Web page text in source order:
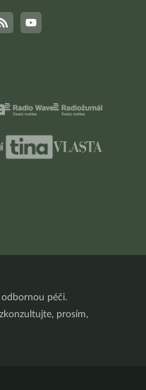
péči.
prosím,